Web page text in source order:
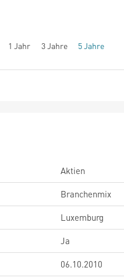
1 Jahr 3 Jahre 5 Jahre
Aktien
Branchenmix
Luxemburg
Ja
06.10.2010